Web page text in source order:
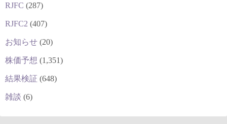
RJFC (287)
RJFC2 (407)
お知らせ (20)
株価予想 (1,351)
結果検証 (648)
雑談 (6)